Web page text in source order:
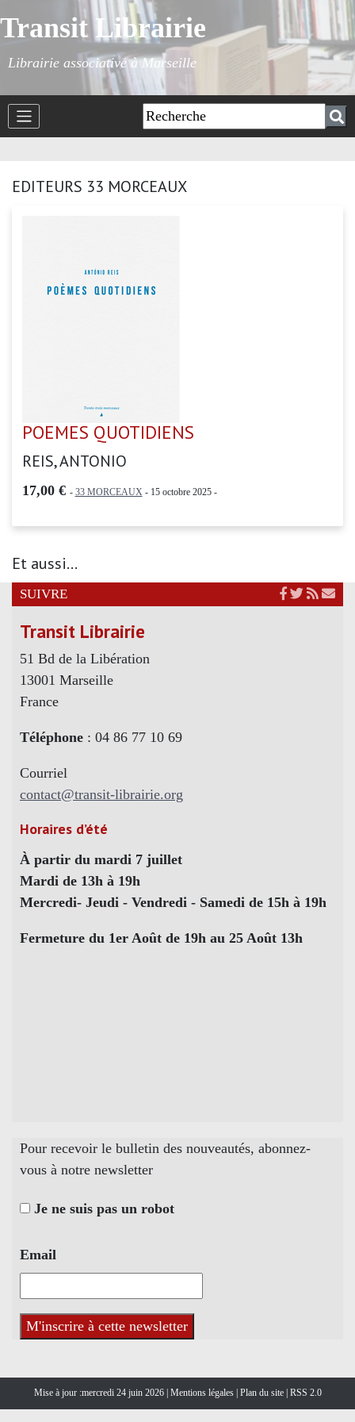
Transit Librairie
Librairie associative à Marseille
EDITEURS 33 MORCEAUX
POEMES QUOTIDIENS
REIS, ANTONIO
17,00 € - 33 MORCEAUX- 15 octobre 2025 -
Et aussi...
SUIVRE
Transit Librairie
51 Bd de la Libération
13001 Marseille
France
Téléphone : 04 86 77 10 69
Courriel
contact@transit-librairie.org
Horaires d’été
À partir du mardi 7 juillet
Mardi de 13h à 19h
Mercredi- Jeudi - Vendredi - Samedi de 15h à 19h
Fermeture du 1er Août de 19h au 25 Août 13h
Pour recevoir le bulletin des nouveautés, abonnez-
vous à notre newsletter
Je ne suis pas un robot
Email
Mise à jour :mercredi 24 juin 2026 | Mentions légales Plan du site RSS 2.0